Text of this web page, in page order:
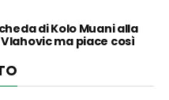
di Kolo Muani alla
ma piace così